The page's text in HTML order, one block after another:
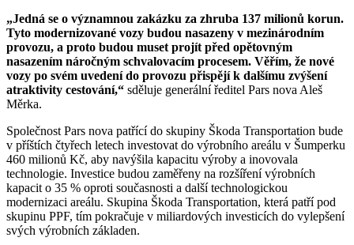
„Jedná se o významnou zakázku za zhruba 137 milionů korun.
Tyto modernizované vozy budou nasazeny v mezinárodním
provozu, a proto budou muset projít před opětovným
nasazením náročným schvalovacím procesem. Věřím, že nové
vozy po svém uvedení do provozu přispějí k dalšímu zvýšení
atraktivity cestování,“ sděluje generální ředitel Pars nova Aleš
Měrka.
Společnost Pars nova patřící do skupiny Škoda Transportation bude
v příštích čtyřech letech investovat do výrobního areálu v Šumperku
460 milionů Kč, aby navýšila kapacitu výroby a inovovala
technologie. Investice budou zaměřeny na rozšíření výrobních
kapacit o 35 % oproti současnosti a další technologickou
modernizaci areálu. Skupina Škoda Transportation, která patří pod
skupinu PPF, tím pokračuje v miliardových investicích do vylepšení
svých výrobních základen.